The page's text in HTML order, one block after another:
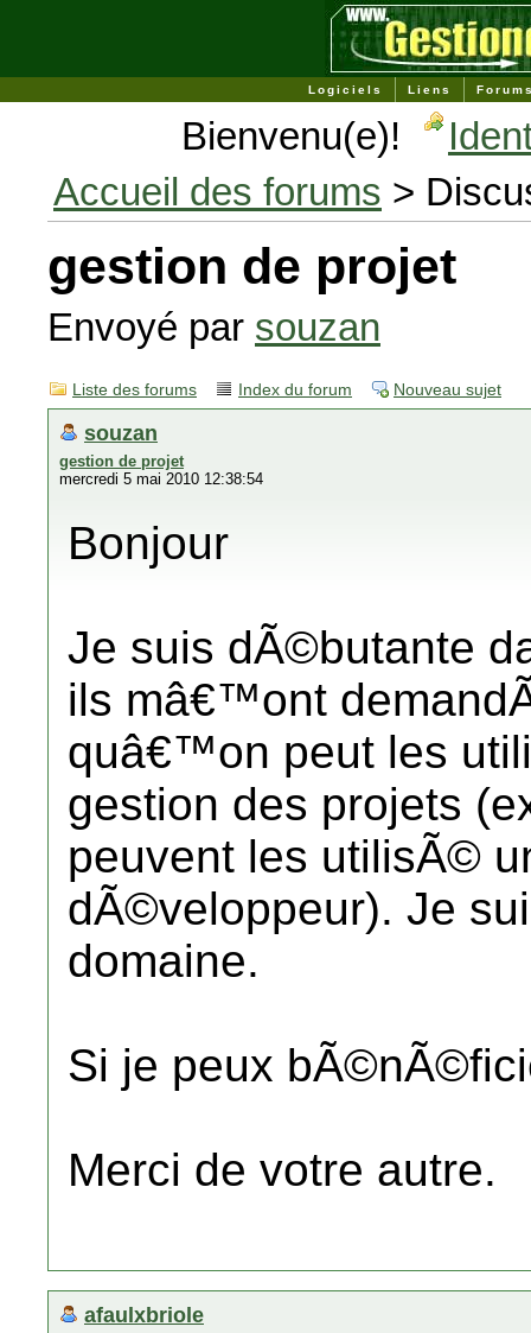
Logiciels Liens
Bienvenu(e)!
Accueil des forums >
gestion de projet
Envoyé par souzan
Liste des forums Index du forum Nouveau sujet
souzan
gestion de projet
mercredi 5 mai 2010 12:38:54
Bonjour
Je suis dÃ©butante
ils mâ€™ont
quâ€™on peut les
gestion des projets
peuvent les utilisÃ©
dÃ©veloppeur). Je
domaine.
Si je peux
Merci de votre autre.
afaulxbriole